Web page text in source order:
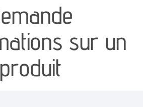
sur un
produit